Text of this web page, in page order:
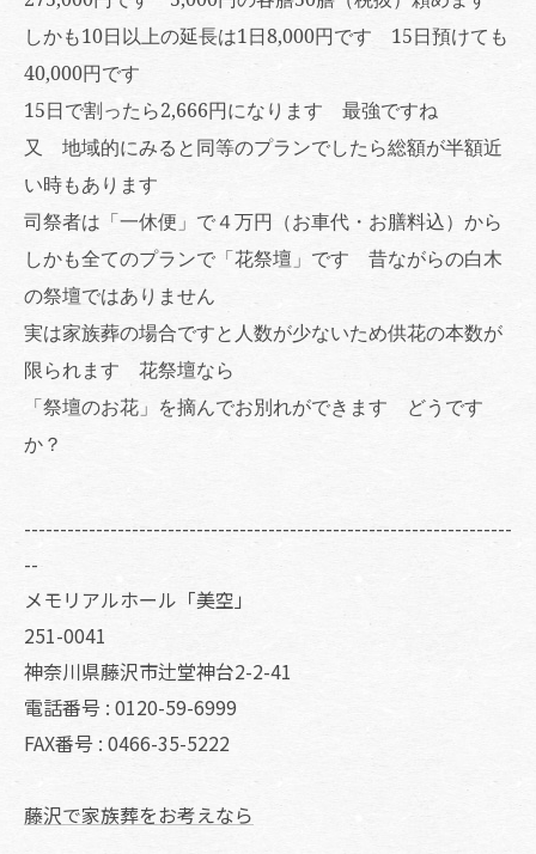
しかも10日以上の延長は1日8,000円です 15日預けても
40,000円です
15日で割ったら2,666円になります 最強ですね
又 地域的にみると同等のプランでしたら総額が半額近
い時もあります
司祭者は「一休便」で４万円（お車代・お膳料込）から
しかも全てのプランで「花祭壇」です 昔ながらの白木
の祭壇ではありません
実は家族葬の場合ですと人数が少ないため供花の本数が
限られます 花祭壇なら
「祭壇のお花」を摘んでお別れができます どうです
か？
--------------------------------------------------------------------
--
メモリアルホール「美空」
251-0041
神奈川県藤沢市辻堂神台2-2-41
電話番号 : 0120-59-6999
FAX番号 : 0466-35-5222
藤沢で家族葬をお考えなら